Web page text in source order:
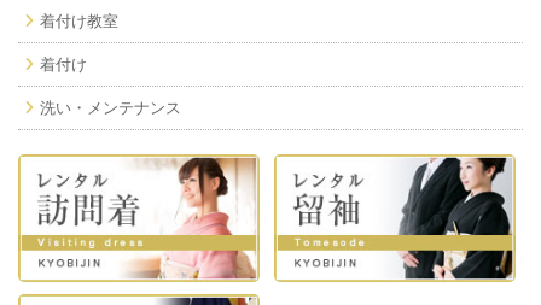
着付け教室
着付け
洗い・メンテナンス